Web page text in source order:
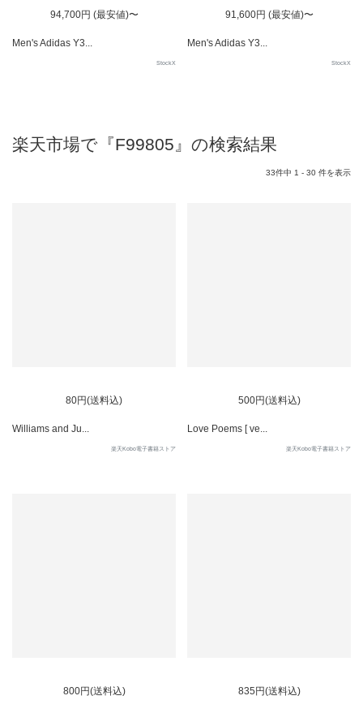
94,700円 (最安値)〜
Men's Adidas Y3...
StockX
91,600円 (最安値)〜
Men's Adidas Y3...
StockX
楽天市場で『F99805』の検索結果
33件中 1 - 30 件を表示
80円(送料込)
Williams and Ju...
楽天Kobo電子書籍ストア
500円(送料込)
Love Poems [ ve...
楽天Kobo電子書籍ストア
800円(送料込) 835円(送料込)